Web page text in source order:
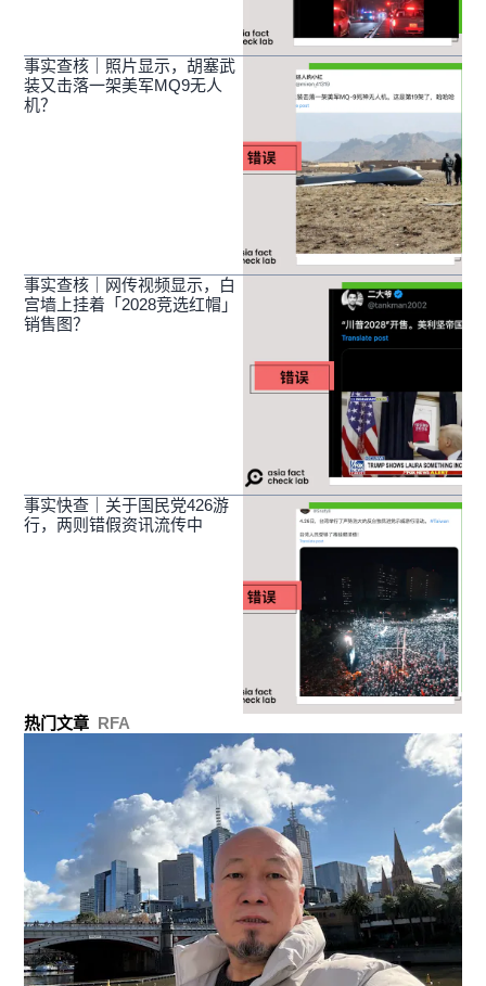
事实查核｜照片显示，胡塞武
装又击落一架美军MQ9无人
机？
事实查核｜网传视频显示，白
宫墙上挂着「2028竞选红帽」
销售图？
事实快查｜关于国民党426游
行，两则错假资讯流传中
热门文章 RFA